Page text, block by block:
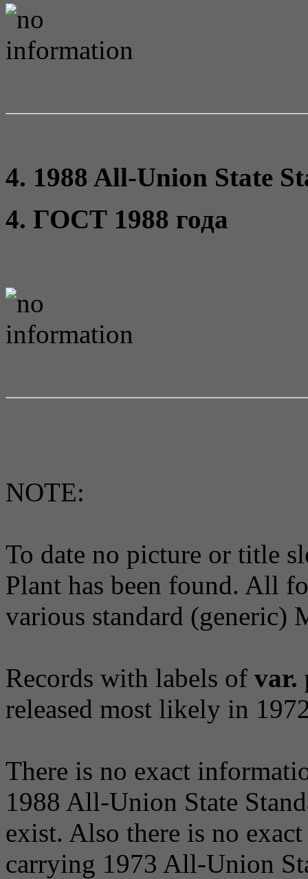
4. 1988 All-Union State
4. ГОСТ 1988 года
NOTE:
To date no picture or title
Plant has been found. All
various standard (generic)
Records with labels of var.
released most likely in
There is no exact
1988 All-Union State
exist. Also there is no
carrying 1973 All-Union